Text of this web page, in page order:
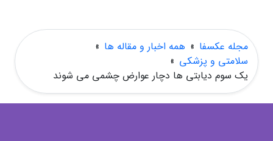
مجله عکسفا » همه اخبار و مقاله ها »
سلامتی و پزشکی »
یک سوم دیابتی ها دچار عوارض چشمی می شوند